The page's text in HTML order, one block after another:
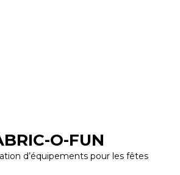
O-FUN
d’équipements pour les fêtes